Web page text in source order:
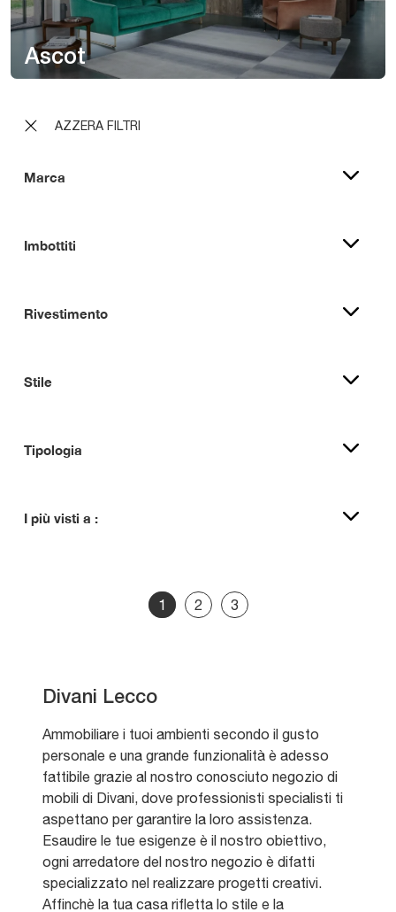
AZZERA FILTRI
Marca
Imbottiti
Rivestimento
Stile
Tipologia
I più visti a :
Ascot
1 2 3
Divani Lecco
Ammobiliare i tuoi ambienti secondo il gusto
personale e una grande funzionalità è adesso
fattibile grazie al nostro conosciuto negozio di
mobili di Divani, dove professionisti specialisti ti
aspettano per garantire la loro assistenza.
Esaudire le tue esigenze è il nostro obiettivo,
ogni arredatore del nostro negozio è difatti
specializzato nel realizzare progetti creativi.
Affinchè la tua casa rifletta lo stile e la